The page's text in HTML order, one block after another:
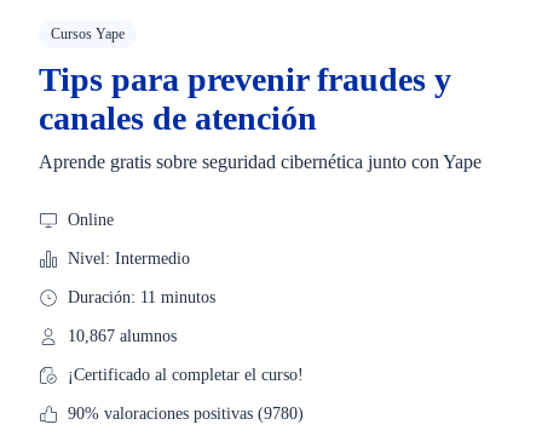
Cursos Yape
Tips para prevenir fraudes y
canales de atención
Aprende gratis sobre seguridad cibernética junto con Yape
Online
Nivel: Intermedio
Duración: 11 minutos
10,867 alumnos
¡Certificado al completar el curso!
90% valoraciones positivas (9780)